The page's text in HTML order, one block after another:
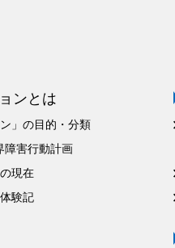
ンとは
」の目的・分類
障害行動計画
現在
験記